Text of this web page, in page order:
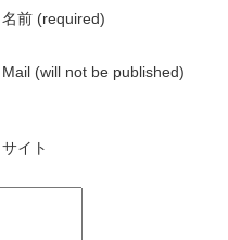
名前 (required)
Mail (will not be published)
サイト